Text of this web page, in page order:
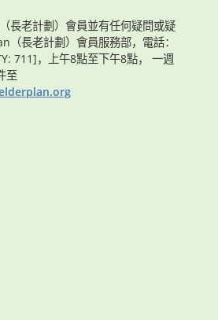
長老計劃）會員並有任何疑問或疑
（長老計劃）會員服務部，電話：
711]，上午8點至下午8點， 一週
至